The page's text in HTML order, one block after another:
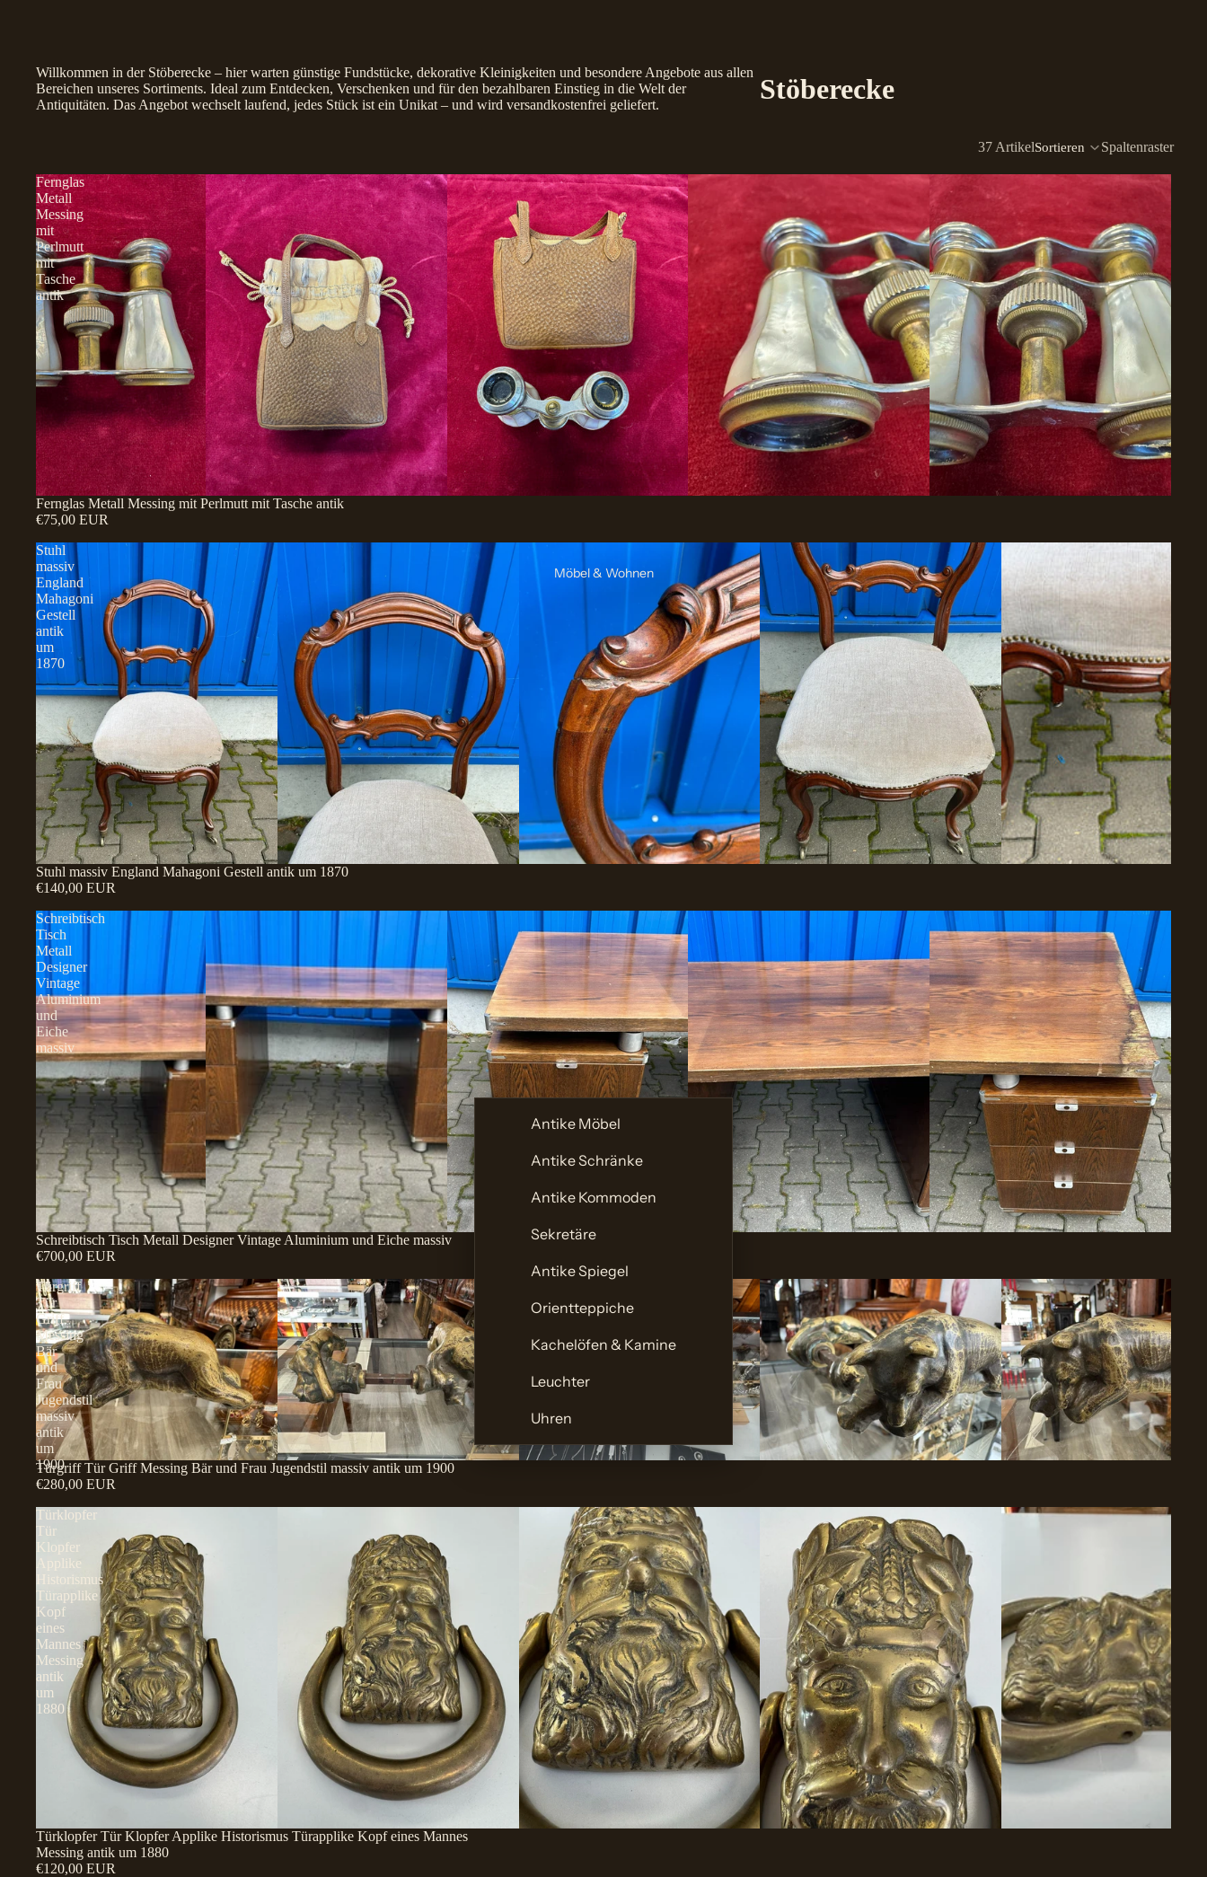
Möbel & Wohnen
Antike Möbel
Antike Schränke
Antike Kommoden
Sekretäre
Antike Spiegel
Orientteppiche
Kachelöfen & Kamine
Leuchter
Uhren
Willkommen in der Stöberecke – hier warten günstige Fundstücke, dekorative Kleinigkeiten und besondere Angebote aus allen
Bereichen unseres Sortiments. Ideal zum Entdecken, Verschenken und für den bezahlbaren Einstieg in die Welt der
Antiquitäten. Das Angebot wechselt laufend, jedes Stück ist ein Unikat – und wird versandkostenfrei geliefert.
Stöberecke
37 ArtikelSortieren Spaltenraster
Fernglas
Metall
Messing
mit
Perlmutt
mit
Tasche
antik
Fernglas Metall Messing mit Perlmutt mit Tasche antik
€75,00 EUR
Stuhl
massiv
England
Mahagoni
Gestell
antik
um
1870
Stuhl massiv England Mahagoni Gestell antik um 1870
€140,00 EUR
Schreibtisch
Tisch
Metall
Designer
Vintage
Aluminium
und
Eiche
massiv
Schreibtisch Tisch Metall Designer Vintage Aluminium und Eiche massiv
€700,00 EUR
Türgriff
Tür
Griff
Messing
Bär
und
Frau
Jugendstil
massiv
antik
um
1900
Türgriff Tür Griff Messing Bär und Frau Jugendstil massiv antik um 1900
€280,00 EUR
Türklopfer
Tür
Klopfer
Applike
Historismus
Türapplike
Kopf
eines
Mannes
Messing
antik
um
1880
Türklopfer Tür Klopfer Applike Historismus Türapplike Kopf eines Mannes
Messing antik um 1880
€120,00 EUR